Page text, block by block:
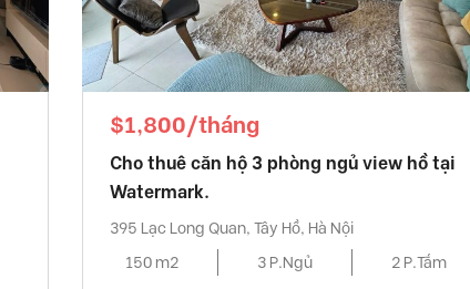
$1,800/tháng
Cho thuê căn hộ 3 phòng ngủ view hồ tại
Watermark.
395 Lạc Long Quan, Tây Hồ, Hà Nội
150 m2
3 P.Ngủ 2 P.Tắm